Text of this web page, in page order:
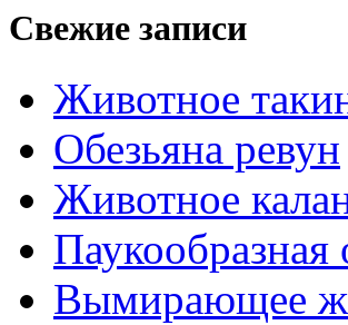
Свежие записи
Животное
Обезьяна ревун
Животное
Паукообразная
Вымирающее